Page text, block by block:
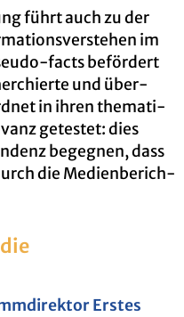
führt auch zu der
im
facts be­för­dert
und über­
in ihren the­ma­ti­
ge­tes­tet: dies
be­geg­nen, dass
die Me­di­en­be­rich­
Ers­tes